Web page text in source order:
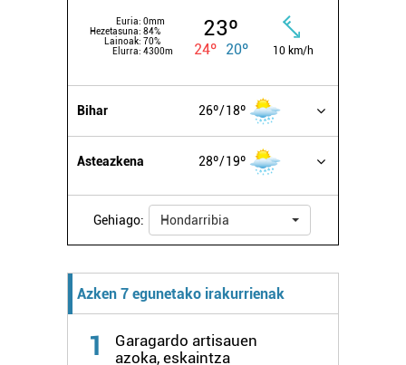
Euria: 0mm
Hezetasuna: 84%
Lainoak: 70%
Elurra: 4300m
23º
24º 20º 10 km/h
Bihar 26º 18º
Asteazkena 28º 19º
Gehiago: Hondarribia
Azken 7 egunetako irakurrienak
1
Garagardo artisauen
azoka, eskaintza